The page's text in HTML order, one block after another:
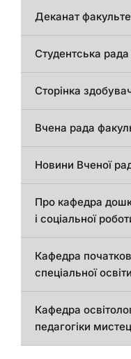
Деканат
Студентська
Сторінка
Вчена рада
Новини Вченої
Про кафедра
і соціальної
Кафедра
спеціальної освіти
Кафедра
педагогіки